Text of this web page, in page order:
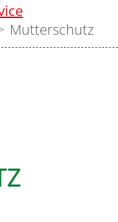
Mutterschutz